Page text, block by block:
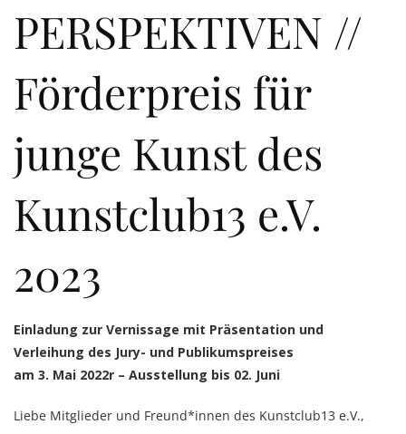
PERSPEKTIVEN //
Förderpreis für
junge Kunst des
Kunstclub13 e.V.
2023
Einladung zur Vernissage mit Präsentation und
Verleihung des Jury- und Publikumspreises
am 3. Mai 2022r – Ausstellung bis 02. Juni
Liebe Mitglieder und Freund*innen des Kunstclub13 e.V.,